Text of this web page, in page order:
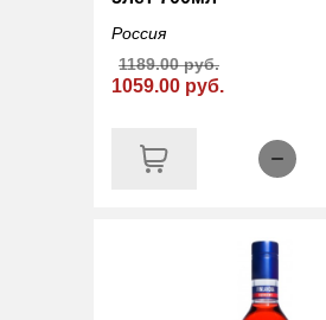
Россия
1059.00 руб.
1189.00 руб.